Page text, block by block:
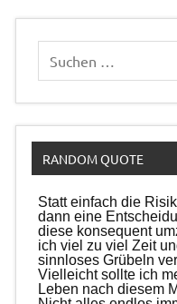
RANDOM QUOTE
Statt einfach die
dann eine
diese konsequent
ich viel zu viel Zeit
sinnloses Grübeln
Vielleicht sollte ich
Leben nach diesem